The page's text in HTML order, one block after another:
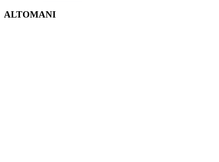
ALTOMANI